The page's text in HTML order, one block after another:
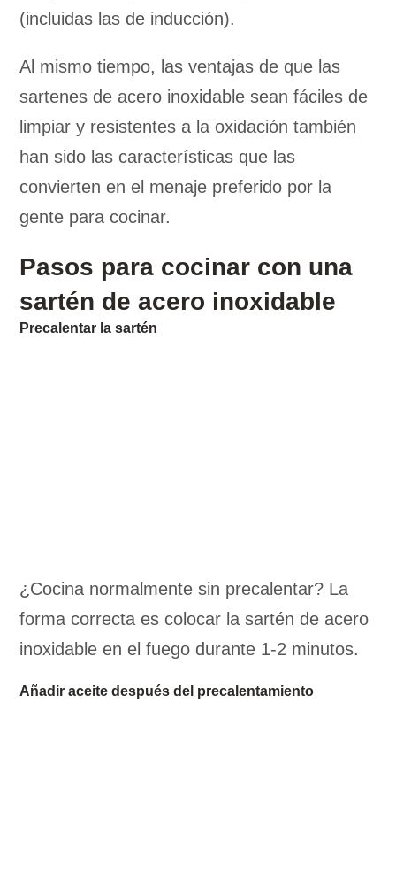
(incluidas las de inducción).
Al mismo tiempo, las ventajas de que las
sartenes de acero inoxidable sean fáciles de
limpiar y resistentes a la oxidación también
han sido las características que las
convierten en el menaje preferido por la
gente para cocinar.
Pasos para cocinar con una
sartén de acero inoxidable
Precalentar la sartén
¿Cocina normalmente sin precalentar? La
forma correcta es colocar la sartén de acero
inoxidable en el fuego durante 1-2 minutos.
Añadir aceite después del precalentamiento